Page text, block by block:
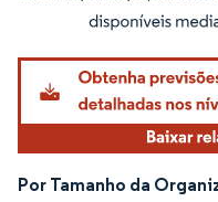
Imagem © Mordor Intelligence.
Por Tamanho da